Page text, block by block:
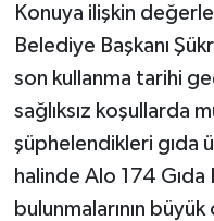
Konuya ilişkin
Belediye Başkanı
son kullanma tarihi
sağlıksız koşullarda
şüphelendikleri gıda
halinde Alo 174
bulunmalarının büyük